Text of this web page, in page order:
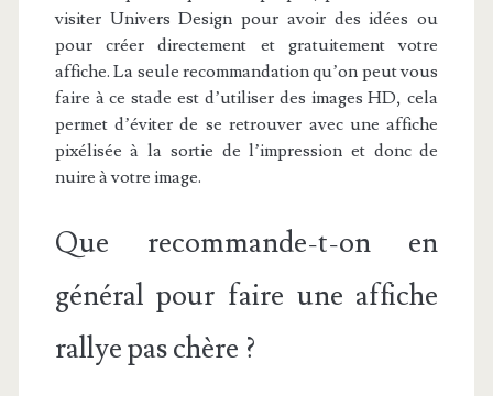
visiter Univers Design pour avoir des idées ou
pour créer directement et gratuitement votre
affiche. La seule recommandation qu’on peut vous
faire à ce stade est d’utiliser des images HD, cela
permet d’éviter de se retrouver avec une affiche
pixélisée à la sortie de l’impression et donc de
nuire à votre image.
Que recommande-t-on en
général pour faire une affiche
rallye pas chère ?